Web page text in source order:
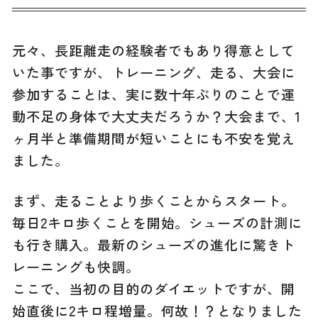
元々、長距離走の経験者でもあり得意として
いた事ですが、トレーニング、走る、大会に
参加することは、実に数十年ぶりのことで運
動不足の身体で大丈夫だろうか？大会まで、1
ヶ月半と準備期間が短いことにも不安を覚え
ました。
まず、走ることより歩くことからスタート。
毎日2キロ歩くことを開始。シューズの計測に
も行き購入。最新のシューズの進化に驚きト
レーニングも快調。
ここで、当初の目的のダイエットですが、開
始直後に2キロ程増量。何故！？となりました